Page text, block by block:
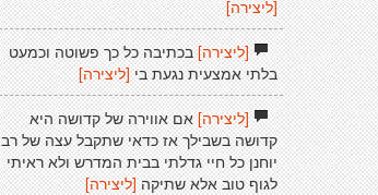
[ליצירה]
[ליצירה]בכתיבה כל כך פשוטה וכמעט
בלתי אמצעית נגעת בי [ליצירה]
[ליצירה]אם אווירה של קדושה היא
קדושה בשבילך אז כדאי שתקבל עצה של רב
יוחנן כל חיי גדלתי בבית המדרש ולא ראיתי
לגוף טוב אלא שתיקה [ליצירה]